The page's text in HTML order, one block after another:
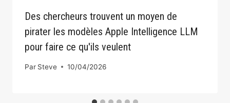
Des chercheurs trouvent un moyen de
pirater les modèles Apple Intelligence LLM
pour faire ce qu'ils veulent
Par Steve 10/04/2026